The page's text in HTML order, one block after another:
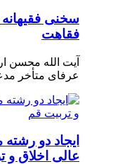
سخنی فقیهانه
فقاهت
آیت الله محسن
عرفای متأخر
ایجاد دو
عالی اخلاق و